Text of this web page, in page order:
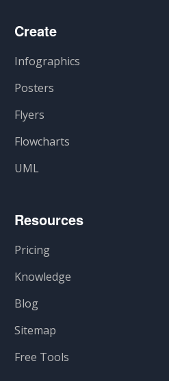
Create
Infographics
Posters
Flyers
Flowcharts
UML
Resources
Pricing
Knowledge
Blog
Sitemap
Free Tools